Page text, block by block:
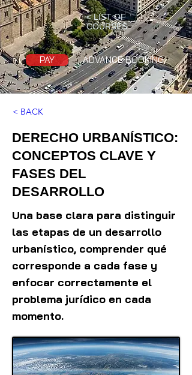
< LIST OF
COURSES
PAY ADVANCE BOOKING
< BACK
DERECHO URBANÍSTICO:
CONCEPTOS CLAVE Y
FASES DEL
DESARROLLO
Una base clara para distinguir
las etapas de un desarrollo
urbanístico, comprender qué
corresponde a cada fase y
enfocar correctamente el
problema jurídico en cada
momento.